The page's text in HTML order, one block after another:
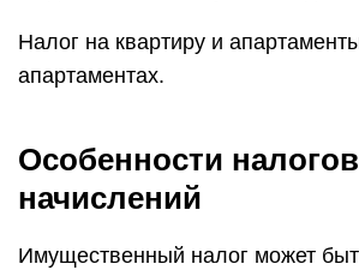
Налог на квартиру и
апартаментах.
Особенности
начислений
Имущественный налог может